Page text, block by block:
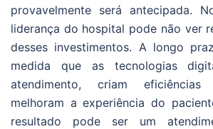
provavelmente será antecipada.
liderança do hospital pode não ver
desses investimentos. A longo
medida que as tecnologias
atendimento, criam
melhoram a experiência do
resultado pode ser um